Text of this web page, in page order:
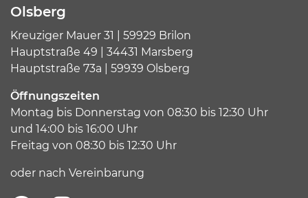
Olsberg
Kreuziger Mauer 31 | 59929 Brilon
Hauptstraße 49 | 34431 Marsberg
Hauptstraße 73a | 59939 Olsberg
Öffnungszeiten
Montag bis Donnerstag von 08:30 bis 12:30 Uhr
und 14:00 bis 16:00 Uhr
Freitag von 08:30 bis 12:30 Uhr
oder nach Vereinbarung